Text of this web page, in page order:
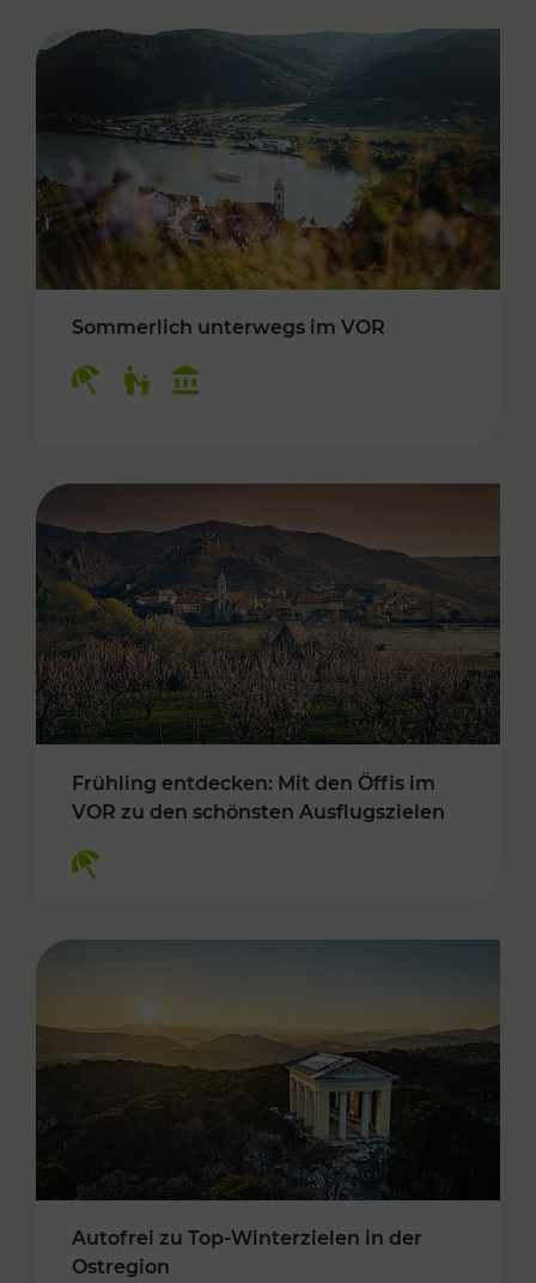
Sommerlich unterwegs im VOR
Frühling entdecken: Mit den Öffis im
VOR zu den schönsten Ausflugszielen
Autofrei zu Top-Winterzielen in der
Ostregion